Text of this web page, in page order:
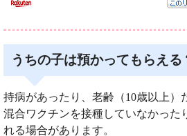
うちの子は預かってもらえる
持病があったり、老齢（10歳以上）
混合ワクチンを接種していなかった
れる場合があります。